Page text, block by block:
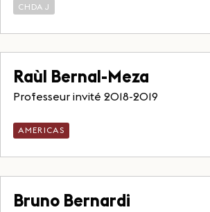
CHDAJ
Raùl Bernal-Meza
Professeur invité 2018-2019
AMERICAS
Bruno Bernardi